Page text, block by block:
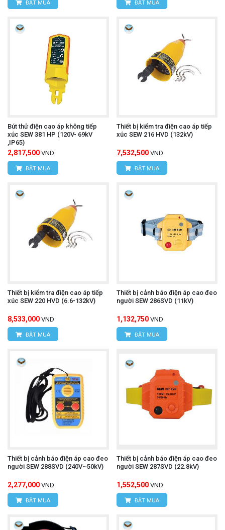
ĐẶT MUA ĐẶT MUA
Bút thử điện cao áp không tiếp
xúc SEW 381 HP (120V- 69kV
,IP65)
2,817,500 VND
ĐẶT MUA
Thiết bị kiểm tra điện cao áp tiếp
xúc SEW 216 HVD (132kV)
7,532,500 VND
ĐẶT MUA
Thiết bị kiểm tra điện cao áp tiếp
xúc SEW 220 HVD (6.6-132kV)
8,533,000 VND
ĐẶT MUA
Thiết bị cảnh báo điện áp cao đeo
người SEW 286SVD (11kV)
1,132,750 VND
ĐẶT MUA
Thiết bị cảnh báo điện áp cao đeo
người SEW 288SVD (240V~50kV)
2,277,000 VND
ĐẶT MUA
Thiết bị cảnh báo điện áp cao đeo
người SEW 287SVD (22.8kV)
1,552,500 VND
ĐẶT MUA